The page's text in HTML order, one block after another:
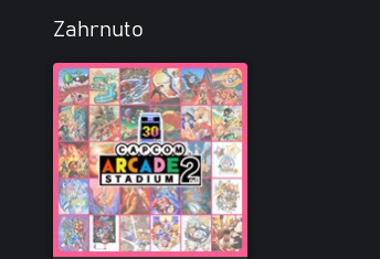
Zahrnuto